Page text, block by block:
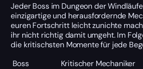
Jeder Boss im Dungeon der
einzigartige und herausfordernde
euren Fortschritt leicht zunichte
ihr nicht richtig damit umgeht. Im
die kritischsten Momente für jede
Boss
Kritischer Mechaniker